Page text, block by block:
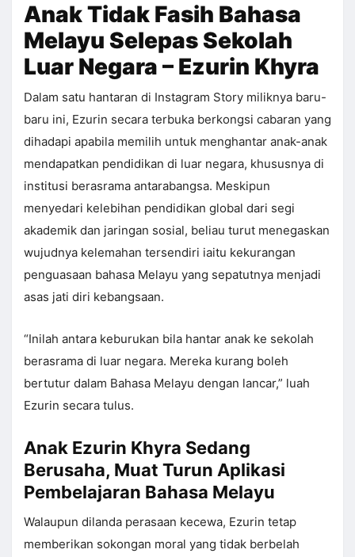
Anak Tidak Fasih Bahasa
Melayu Selepas Sekolah
Luar Negara – Ezurin Khyra
Dalam satu hantaran di Instagram Story miliknya baru-
baru ini, Ezurin secara terbuka berkongsi cabaran yang
dihadapi apabila memilih untuk menghantar anak-anak
mendapatkan pendidikan di luar negara, khususnya di
institusi berasrama antarabangsa. Meskipun
menyedari kelebihan pendidikan global dari segi
akademik dan jaringan sosial, beliau turut menegaskan
wujudnya kelemahan tersendiri iaitu kekurangan
penguasaan bahasa Melayu yang sepatutnya menjadi
asas jati diri kebangsaan.
“Inilah antara keburukan bila hantar anak ke sekolah
berasrama di luar negara. Mereka kurang boleh
bertutur dalam Bahasa Melayu dengan lancar,” luah
Ezurin secara tulus.
Anak Ezurin Khyra Sedang
Berusaha, Muat Turun Aplikasi
Pembelajaran Bahasa Melayu
Walaupun dilanda perasaan kecewa, Ezurin tetap
memberikan sokongan moral yang tidak berbelah